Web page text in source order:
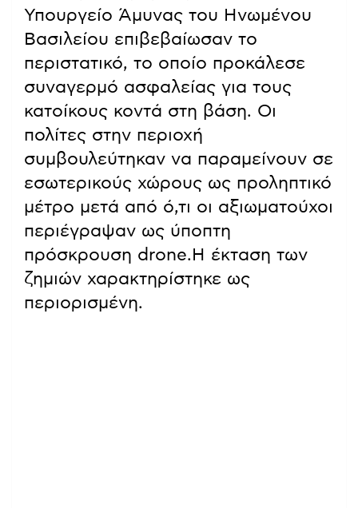
Υπουργείο Άμυνας του Ηνωμένου
Βασιλείου επιβεβαίωσαν το
περιστατικό, το οποίο προκάλεσε
συναγερμό ασφαλείας για τους
κατοίκους κοντά στη βάση. Οι
πολίτες στην περιοχή
συμβουλεύτηκαν να παραμείνουν σε
εσωτερικούς χώρους ως προληπτικό
μέτρο μετά από ό,τι οι αξιωματούχοι
περιέγραψαν ως ύποπτη
πρόσκρουση drone.Η έκταση των
ζημιών χαρακτηρίστηκε ως
περιορισμένη.